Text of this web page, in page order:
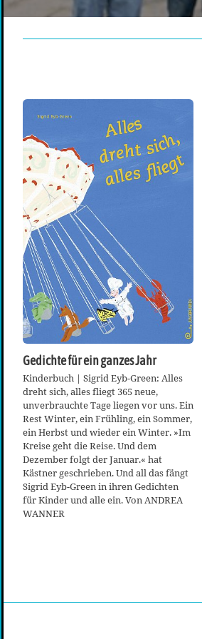
Gedichte für ein ganzes Jahr
Kinderbuch | Sigrid Eyb-Green: Alles
dreht sich, alles fliegt 365 neue,
unverbrauchte Tage liegen vor uns. Ein
Rest Winter, ein Frühling, ein Sommer,
ein Herbst und wieder ein Winter. »Im
Kreise geht die Reise. Und dem
Dezember folgt der Januar.« hat
Kästner geschrieben. Und all das fängt
Sigrid Eyb-Green in ihren Gedichten
für Kinder und alle ein. Von ANDREA
WANNER